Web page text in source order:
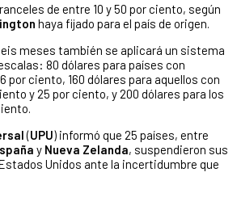
de entre 10 y 50 por ciento, según
haya fijado para el país de origen.
meses también se aplicará un sistema
80 dólares para países con
por ciento, 160 dólares para aquellos con
y 25 por ciento, y 200 dólares para los
(UPU) informó que 25 países, entre
y Nueva Zelanda, suspendieron sus
Unidos ante la incertidumbre que